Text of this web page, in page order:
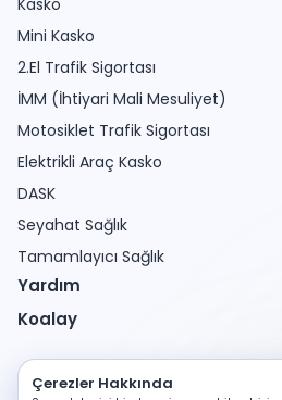
Çerezler Hakkında
Kasko
Mini Kasko
2.El Trafik Sigortası
İMM (İhtiyari Mali Mesuliyet)
Motosiklet Trafik Sigortası
Elektrikli Araç Kasko
DASK
Seyahat Sağlık
Tamamlayıcı Sağlık
Yardım
Koalay
Kişisel Verilerin Korunması
Çerez Politikası